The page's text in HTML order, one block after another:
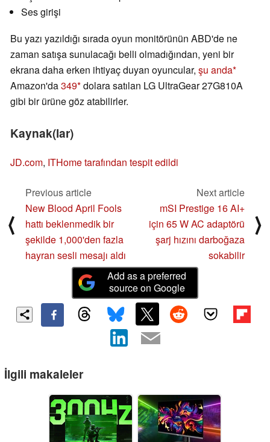
Ses girişi
Bu yazı yazıldığı sırada oyun monitörünün ABD'de ne
zaman satışa sunulacağı belli olmadığından, yeni bir
ekrana daha erken ihtiyaç duyan oyuncular, şu anda
Amazon'da349 dolara satılan LG UltraGear 27G810A
gibi bir ürüne göz atabilirler.
Kaynak(lar)
JD.com, ITHome tarafından tespit edildi
⟨
Previous article
New Blood April Fools
hattı beklenmedik bir
şekilde 1,000'den fazla
hayran sesli mesajı aldı
Next article
mSI Prestige 16 AI+
için 65 W AC adaptörü
şarj hızını darboğaza
sokabilir
⟩
Add as a preferred
source on Google
İlgili makaleler